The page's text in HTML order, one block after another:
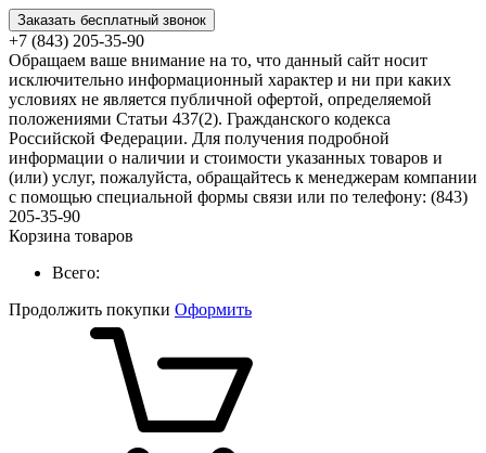
Заказать бесплатный звонок
+7 (843) 205-35-90
Обращаем ваше внимание на то, что данный сайт носит
исключительно информационный характер и ни при каких
условиях не является публичной офертой, определяемой
положениями Статьи 437(2). Гражданского кодекса
Российской Федерации. Для получения подробной
информации о наличии и стоимости указанных товаров и
(или) услуг, пожалуйста, обращайтесь к менеджерам компании
с помощью специальной формы связи или по телефону: (843)
205-35-90
Корзина товаров
Всего:
Продолжить покупки Оформить